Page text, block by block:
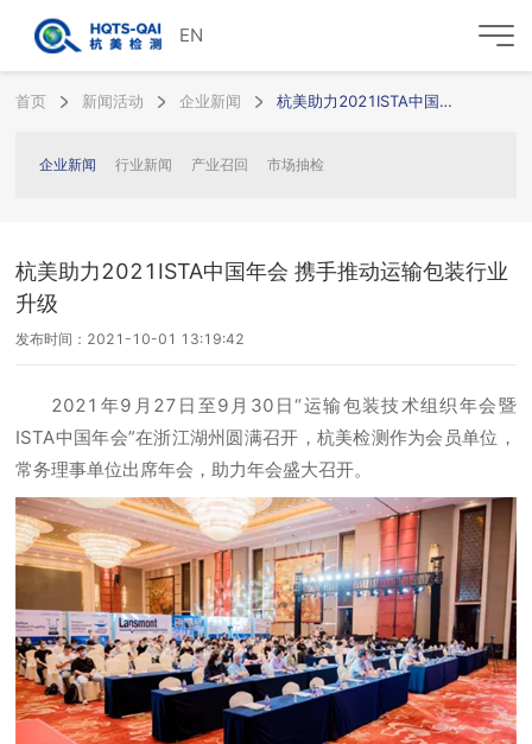
EN
首页 新闻活动 企业新闻 杭美助力2021ISTA中国年会 携手推动运输包装行业升级
企业新闻 行业新闻 产业召回 市场抽检
杭美助力2021ISTA中国年会 携手推动运输包装行业
升级
发布时间：2021-10-01 13:19:42
2021年9月27日至9月30日“运输包装技术组织年会暨
ISTA中国年会”在浙江湖州圆满召开，杭美检测作为会员单位，
常务理事单位出席年会，助力年会盛大召开。